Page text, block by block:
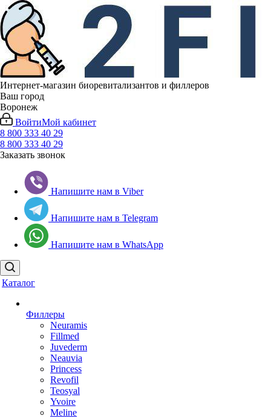
Интернет-магазин биоревитализантов и филлеров
Ваш город
Воронеж
ВойтиМой кабинет
8 800 333 40 29
8 800 333 40 29
Заказать звонок
Напишите нам в Viber
Напишите нам в Telegram
Напишите нам в WhatsApp
Каталог
Филлеры
Neuramis
Fillmed
Juvederm
Neauvia
Princess
Revofil
Teosyal
Yvoire
Meline